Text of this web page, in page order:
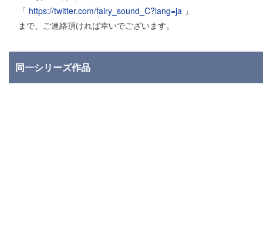
「 https://twitter.com/fairy_sound_C?lang=ja 」
まで、ご連絡頂ければ幸いでございます。
同一シリーズ作品